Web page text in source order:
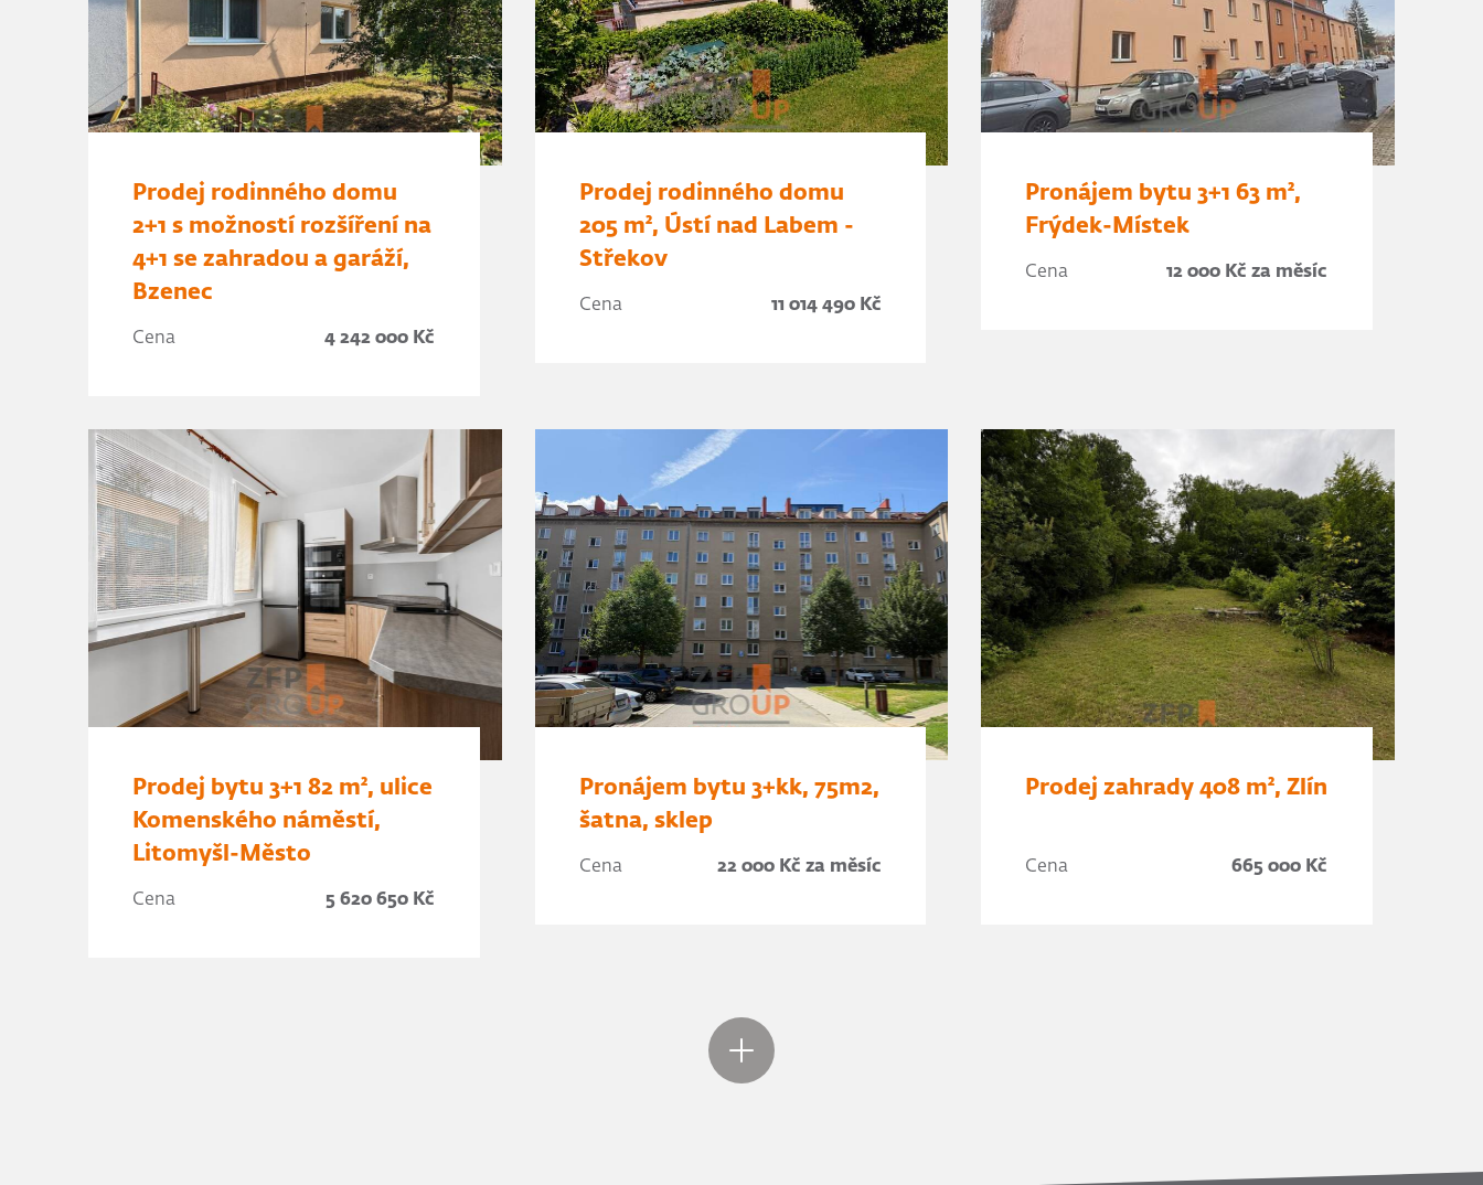
Prodej rodinného domu
2+1 s možností rozšíření na
4+1 se zahradou a garáží,
Bzenec
Cena 4 242 000 Kč
Prodej rodinného domu
205 m², Ústí nad Labem -
Střekov
Cena 11 014 490 Kč
Pronájem bytu 3+1 63 m²,
Frýdek-Místek
Cena 12 000 Kč za měsíc
Prodej bytu 3+1 82 m², ulice
Komenského náměstí,
Litomyšl-Město
Cena 5 620 650 Kč
Pronájem bytu 3+kk, 75m2,
šatna, sklep
Cena 22 000 Kč za měsíc
Prodej zahrady 408 m², Zlín
Cena 665 000 Kč